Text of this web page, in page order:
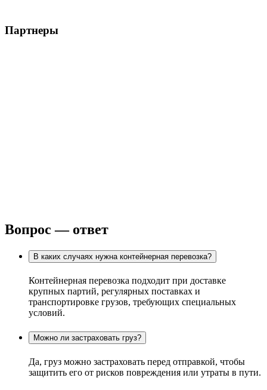
Партнеры
Вопрос — ответ
В каких случаях нужна контейнерная перевозка?
Контейнерная перевозка подходит при доставке
крупных партий, регулярных поставках и
транспортировке грузов, требующих специальных
условий.
Можно ли застраховать груз?
Да, груз можно застраховать перед отправкой, чтобы
защитить его от рисков повреждения или утраты в пути.